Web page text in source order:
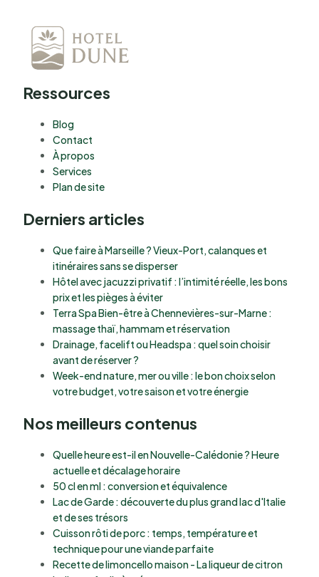
Ressources
Blog
Contact
À propos
Services
Plan de site
Derniers articles
Que faire à Marseille ? Vieux-Port, calanques et
itinéraires sans se disperser
Hôtel avec jacuzzi privatif : l’intimité réelle, les bons
prix et les pièges à éviter
Terra Spa Bien-être à Chennevières-sur-Marne :
massage thaï, hammam et réservation
Drainage, facelift ou Headspa : quel soin choisir
avant de réserver ?
Week-end nature, mer ou ville : le bon choix selon
votre budget, votre saison et votre énergie
Nos meilleurs contenus
Quelle heure est-il en Nouvelle-Calédonie ? Heure
actuelle et décalage horaire
50 cl en ml : conversion et équivalence
Lac de Garde : découverte du plus grand lac d'Italie
et de ses trésors
Cuisson rôti de porc : temps, température et
technique pour une viande parfaite
Recette de limoncello maison - La liqueur de citron